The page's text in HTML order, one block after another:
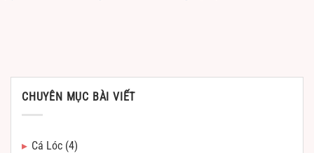
CHUYÊN MỤC BÀI VIẾT
Cá Lóc (4)